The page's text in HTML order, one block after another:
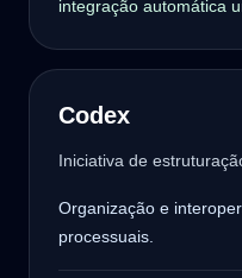
integração automática
Codex
Iniciativa de
Organização e
processuais.